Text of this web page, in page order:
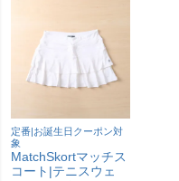
定番|お誕生日クーポン対
象
MatchSkortマッチス
コート|テニスウェ